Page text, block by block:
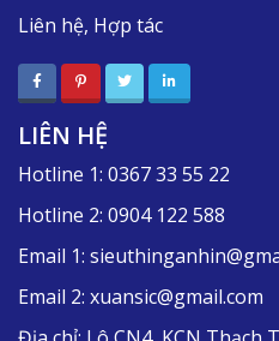
Liên hệ, Hợp tác
LIÊN HỆ
Hotline 1: 0367 33 55 22
Hotline 2: 0904 122 588
Email 1:
Email 2: xuansic@gmail.com